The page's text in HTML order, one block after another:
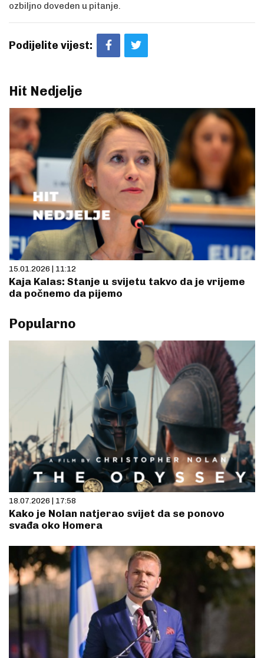
ozbiljno doveden u pitanje.
Podijelite vijest:
Hit Nedjelje
15.01.2026 | 11:12
Kaja Kalas: Stanje u svijetu takvo da je vrijeme
da počnemo da pijemo
Popularno
18.07.2026 | 17:58
Kako je Nolan natjerao svijet da se ponovo
svađa oko Homera